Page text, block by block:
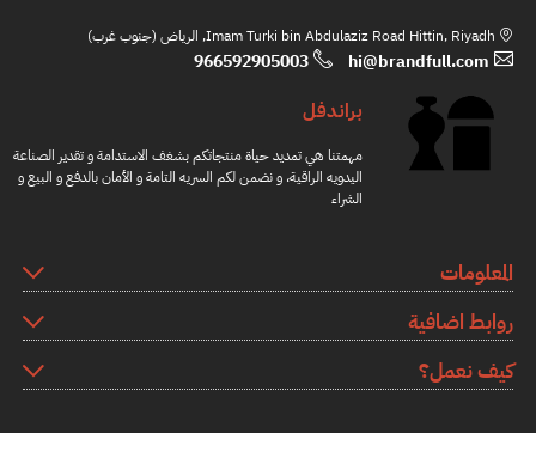
Imam Turki bin Abdulaziz Road Hittin, Riyadh, الرياض (جنوب غرب)
hi@brandfull.com
966592905003
براندفل
مهمتنا هي تمديد حياة منتجاتكم بشغف الاستدامة و تقدير الصناعة
اليدويه الراقية، و نضمن لكم السريه التامة و الأمان بالدفع و البيع و
الشراء
المعلومات
روابط اضافية
كيف نعمل؟